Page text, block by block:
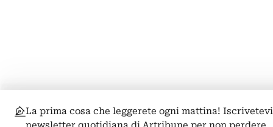
La prima cosa che leggerete ogni mattina!